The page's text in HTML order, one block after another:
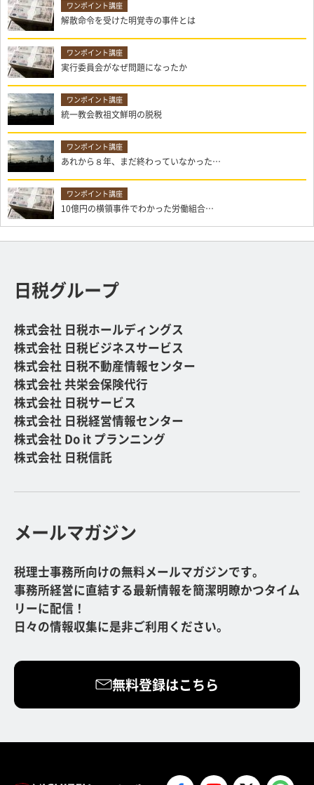
解散命令を受けた明覚寺の事件とは
実行委員会がなぜ問題になったか
統一教会教祖文鮮明の脱税
あれから８年、まだ終わっていなかった…
10億円の横領事件でわかった労働組合…
日税グループ
株式会社 日税ホールディングス
株式会社 日税ビジネスサービス
株式会社 日税不動産情報センター
株式会社 共栄会保険代行
株式会社 日税サービス
株式会社 日税経営情報センター
株式会社 Do it プランニング
株式会社 日税信託
メールマガジン
税理士事務所向けの無料メールマガジンです。
事務所経営に直結する最新情報を簡潔明瞭かつタイム
リーに配信！
日々の情報収集に是非ご利用ください。
無料登録はこちら